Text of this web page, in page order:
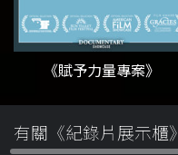
《賦予力量專案》
有關《紀錄片展示櫃》